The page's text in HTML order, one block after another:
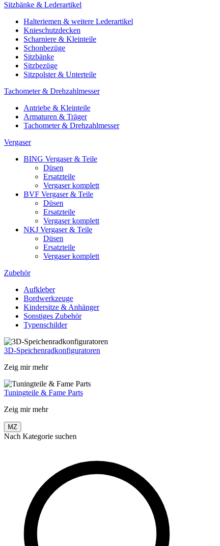
Sitzbänke & Lederartikel
Halteriemen & weitere Lederartikel
Knieschutzdecken
Scharniere & Kleinteile
Schonbezüge
Sitzbänke
Sitzbezüge
Sitzpolster & Unterteile
Tachometer & Drehzahlmesser
Antriebe & Kleinteile
Armaturen & Träger
Tachometer & Drehzahlmesser
Vergaser
BING Vergaser & Teile
Düsen
Ersatzteile
Vergaser komplett
BVF Vergaser & Teile
Düsen
Ersatzteile
Vergaser komplett
NKJ Vergaser & Teile
Düsen
Ersatzteile
Vergaser komplett
Zubehör
Aufkleber
Bordwerkzeuge
Kindersitze & Anhänger
Sonstiges Zubehör
Typenschilder
3D-Speichenradkonfiguratoren
Zeig mir mehr
Tuningteile & Fame Parts
Zeig mir mehr
MZ
Nach Kategorie suchen